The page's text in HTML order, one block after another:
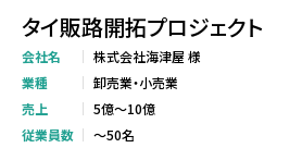
タイ販路開拓プロジェクト
会社名
株式会社海津屋 様
業種
卸売業・小売業
売上
5億～10億
従業員数
～50名